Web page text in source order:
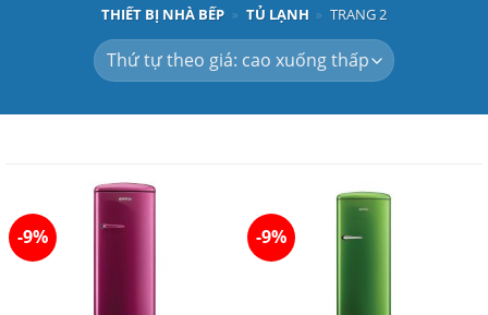
THIẾT BỊ NHÀ BẾP » TỦ LẠNH » TRANG 2
-9% -9%